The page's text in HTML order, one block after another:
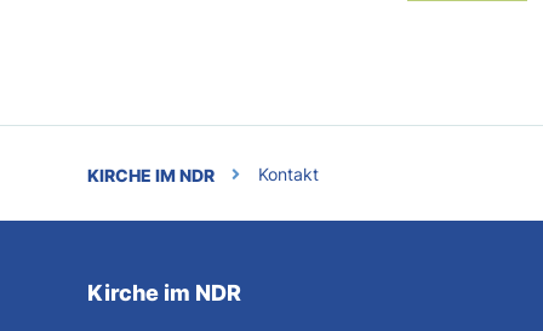
KIRCHE IM NDR Kontakt
Kirche im NDR